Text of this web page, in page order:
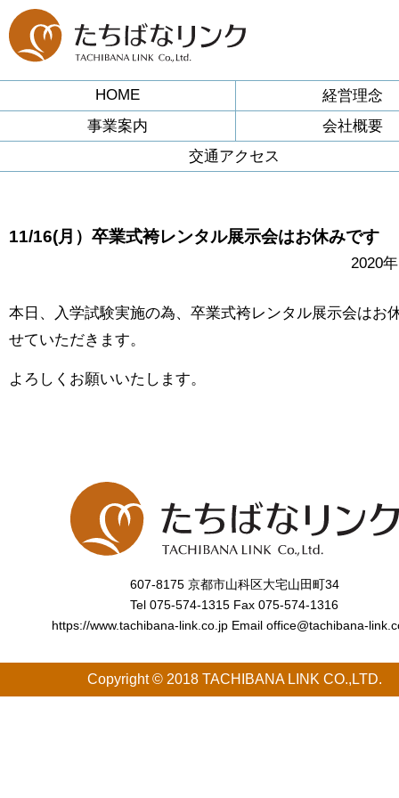
HOME
経営理念
事業案内
会社概要
交通アクセス
11/16(月）卒業式袴レンタル展示会はお休みです
2020
本日、入学試験実施の為、卒業式袴レンタル展示会はお
せていただきます。
よろしくお願いいたします。
607-8175 京都市山科区大宅山田町34
Tel075-574-1315 Fax 075-574-1316
https://www.tachibana-link.co.jp Email office@tachibana-
Copyright © 2018 TACHIBANA LINK CO.,LTD.